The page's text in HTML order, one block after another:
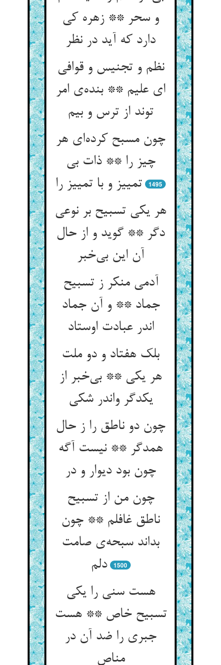
و سحر ** زهره کی
دارد که آید در نظر
نظم و تجنیس و قوافی
ای علیم ** بنده‌ی امر
توند از ترس و بیم
چون مسبح کرده‌ای هر
چیز را ** ذات بی
تمییز و با تمییز را
1495
هر یکی تسبیح بر نوعی
دگر ** گوید و از حال
آن این بی‌خبر
آدمی منکر ز تسبیح
جماد ** و آن جماد
اندر عبادت اوستاد
بلک هفتاد و دو ملت
هر یکی ** بی‌خبر از
یکدگر واندر شکی
چون دو ناطق را ز حال
همدگر ** نیست آگه
چون بود دیوار و در
چون من از تسبیح
ناطق غافلم ** چون
بداند سبحه‌ی صامت
دلم
1500
هست سنی را یکی
تسبیح خاص ** هست
جبری را ضد آن در
مناص